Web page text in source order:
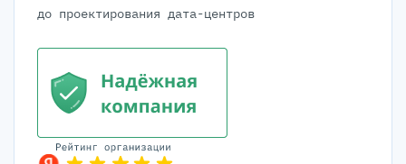
до проектирования дата-центров